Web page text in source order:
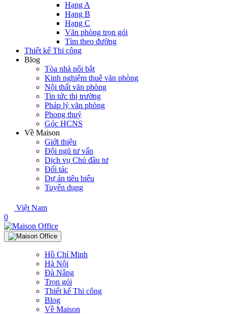
Hạng A
Hạng B
Hạng C
Văn phòng trọn gói
Tìm theo đường
Thiết kế Thi công
Blog
Tòa nhà nổi bật
Kinh nghiệm thuê văn phòng
Nội thất văn phòng
Tin tức thị trường
Pháp lý văn phòng
Phong thuỷ
Góc HCNS
Về Maison
Giới thiệu
Đội ngũ tư vấn
Dịch vụ Chủ đầu tư
Đối tác
Dự án tiêu biểu
Tuyển dụng
Việt Nam
0
Hồ Chí Minh
Hà Nội
Đà Nẵng
Trọn gói
Thiết kế Thi công
Blog
Về Maison